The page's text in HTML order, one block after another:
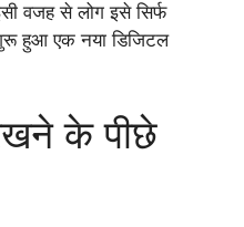
वजह से लोग इसे सिर्फ
हुआ एक नया डिजिटल
के पीछे